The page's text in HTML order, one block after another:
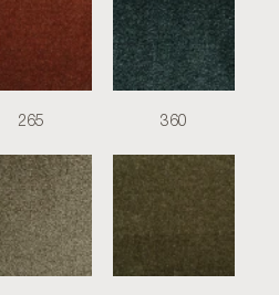
265 360